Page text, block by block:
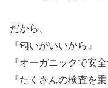
だから、
『匂いがいいから』
『オーガニックで安全
『たくさんの検査を